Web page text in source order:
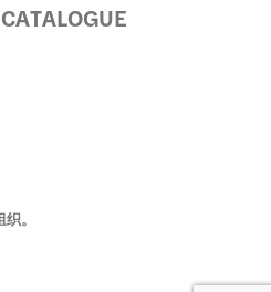
。